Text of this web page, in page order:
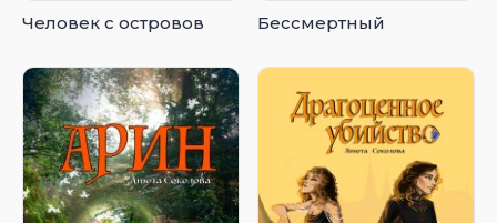
Человек с островов Бессмертный